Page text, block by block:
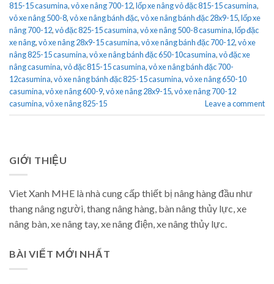
815-15 casumina,vỏ xe nâng 700-12,lốp xe nâng vỏ đặc 815-15 casumina,
vỏ xe nâng 500-8,vỏ xe nâng bánh đặc,vỏ xe nâng bánh đặc 28x9-15,lốp xe
nâng 700-12,vỏ đặc 825-15 casumina,vỏ xe nâng 500-8 casumina,lốp đặc
xe nâng,vỏ xe nâng 28x9-15 casumina,vỏ xe nâng bánh đặc 700-12,vỏ xe
nâng 825-15 casumina,vỏ xe nâng bánh đặc 650-10casumina,vỏ đặc xe
nâng casumina,vỏ đặc 815-15 casumina,vỏ xe nâng bánh đặc 700-
12casumina,vỏ xe nâng bánh đặc 825-15 casumina,vỏ xe nâng 650-10
casumina,vỏ xe nâng 600-9,vỏ xe nâng 28x9-15,vỏ xe nâng 700-12
casumina,vỏ xe nâng 825-15 Leave a comment
GIỚI THIỆU
Viet Xanh MHE là nhà cung cấp thiết bị nâng hàng đầu như
thang nâng người, thang nâng hàng, bàn nâng thủy lực, xe
nâng bàn, xe nâng tay, xe nâng điện, xe nâng thủy lực.
BÀI VIẾT MỚI NHẤT